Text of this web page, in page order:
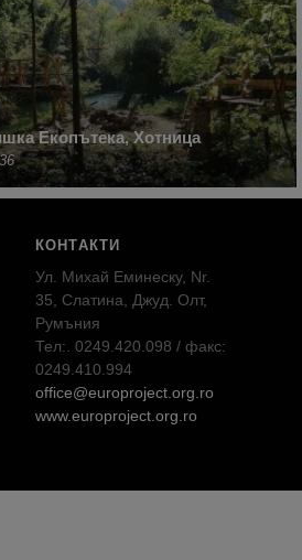
Екопътека, Хотница
КОНТАКТИ
Ул. Михай Еминеску, Nr.
35, Слатина, Джуд. Олт,
Румъния
Тел:. 0249.420.098 / факс:
0249.410.994
office@europroject.org.ro
www.europroject.org.ro